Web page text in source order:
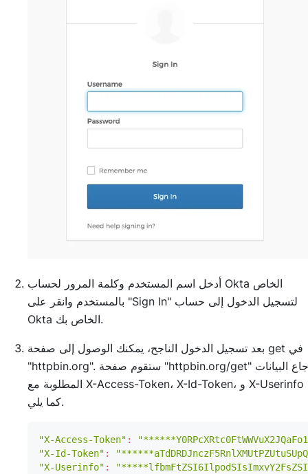
أدخل اسم المستخدم وكلمة المرور لحساب Okta الخاص
بالمستخدم وانقر على "Sign In" لتسجيل الدخول إلى حساب
Okta الخاص بك.
بعد تسجيل الدخول الناجح، يمكنك الوصول إلى صفحة get في
"httpbin.org". ستقوم صفحة "httpbin.org/get" بإرجاع البيانات
المطلوبة مع X-Access-Token، X-Id-Token، و X-Userinfo
كما يلي.
"X-Access-Token" :
"X-Id-Token" :
"X-Userinfo" :